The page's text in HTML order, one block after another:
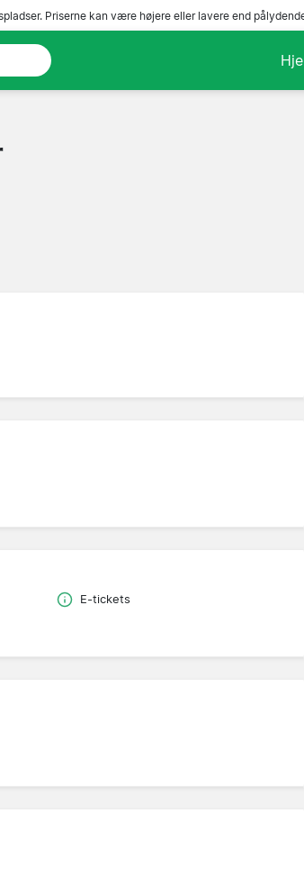
Priserne kan være højere eller lavere end
E-tickets